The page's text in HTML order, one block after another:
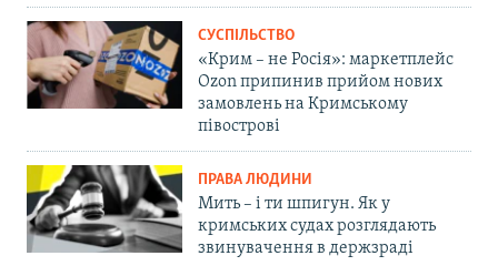
СУСПІЛЬСТВО
«Крим – не Росія»: маркетплейс
Ozon припинив прийом нових
замовлень на Кримському
півострові
ПРАВА ЛЮДИНИ
Мить – і ти шпигун. Як у
кримських судах розглядають
звинувачення в держзраді